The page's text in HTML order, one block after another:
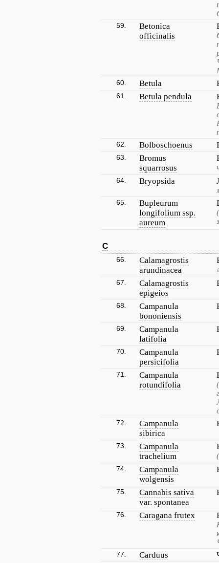
59.
Betonica
officinalis
60. Betula
61. Betula pendula
62. Bolboschoenus
63.
Bromus
squarrosus
64. Bryopsida
65.
Bupleurum
longifolium ssp.
aureum
C
66.
Calamagrostis
arundinacea
67.
Calamagrostis
epigeios
68.
Campanula
bononiensis
69.
Campanula
latifolia
70.
Campanula
persicifolia
71.
Campanula
rotundifolia
72.
Campanula
sibirica
73.
Campanula
trachelium
74.
Campanula
wolgensis
75.
Cannabis sativa
var. spontanea
76. Caragana frutex
77. Carduus